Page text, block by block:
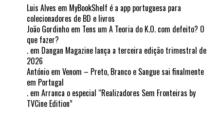
Luis Alves em MyBookShelf é a app portuguesa para
colecionadores de BD e livros
João Gordinho em Tens um A Teoria do K.O. com defeito? O
que fazer?
. em Dangan Magazine lança a terceira edição trimestral de
2026
António em Venom – Preto, Branco e Sangue sai finalmente
em Portugal
. em Arranca o especial “Realizadores Sem Fronteiras by
TVCine Edition”